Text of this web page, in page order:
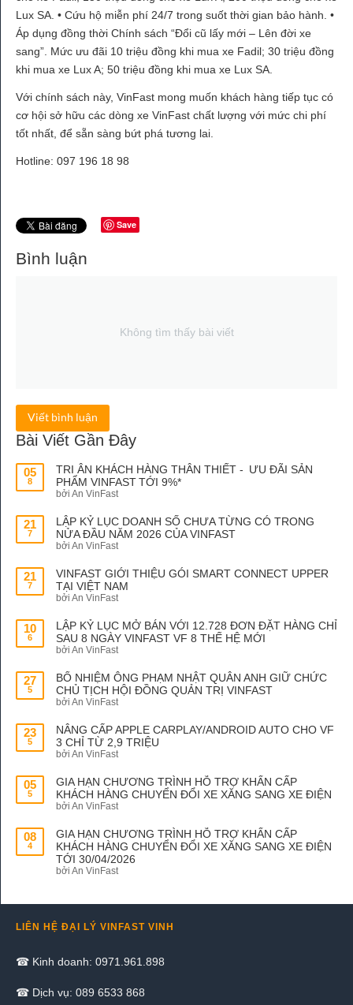
Lux SA. • Cứu hộ miễn phí 24/7 trong suốt thời gian bảo hành. •
Áp dụng đồng thời Chính sách “Đổi cũ lấy mới – Lên đời xe
sang”. Mức ưu đãi 10 triệu đồng khi mua xe Fadil; 30 triệu đồng
khi mua xe Lux A; 50 triệu đồng khi mua xe Lux SA.
Với chính sách này, VinFast mong muốn khách hàng tiếp tục có
cơ hội sở hữu các dòng xe VinFast chất lượng với mức chi phí
tốt nhất, để sẵn sàng bứt phá tương lai.
Hotline: 097 196 18 98
Save
Bình luận
Không tìm thấy bài viết
Viết bình luận
Bài Viết Gần Đây
05
8
TRI ÂN KHÁCH HÀNG THÂN THIẾT - ƯU ĐÃI SẢN
PHẨM VINFAST TỚI 9%*
bởi An VinFast
21
7
LẬP KỶ LỤC DOANH SỐ CHƯA TỪNG CÓ TRONG
NỬA ĐẦU NĂM 2026 CỦA VINFAST
bởi An VinFast
21
7
VINFAST GIỚI THIỆU GÓI SMART CONNECT UPPER
TẠI VIỆT NAM
bởi An VinFast
10
6
LẬP KỶ LỤC MỞ BÁN VỚI 12.728 ĐƠN ĐẶT HÀNG CHỈ
SAU 8 NGÀY VINFAST VF 8 THẾ HỆ MỚI
bởi An VinFast
27
5
BỔ NHIỆM ÔNG PHẠM NHẬT QUÂN ANH GIỮ CHỨC
CHỦ TỊCH HỘI ĐỒNG QUẢN TRỊ VINFAST
bởi An VinFast
23
5
NÂNG CẤP APPLE CARPLAY/ANDROID AUTO CHO VF
3 CHỈ TỪ 2,9 TRIỆU
bởi An VinFast
05
5
GIA HẠN CHƯƠNG TRÌNH HỖ TRỢ KHẨN CẤP
KHÁCH HÀNG CHUYỂN ĐỔI XE XĂNG SANG XE ĐIỆN
bởi An VinFast
08
4
GIA HẠN CHƯƠNG TRÌNH HỖ TRỢ KHẨN CẤP
KHÁCH HÀNG CHUYỂN ĐỔI XE XĂNG SANG XE ĐIỆN
TỚI 30/04/2026
bởi An VinFast
LIÊN HỆ ĐẠI LÝ VINFAST VINH
☎ Kinh doanh: 0971.961.898
☎ Dịch vụ: 089 6533 868